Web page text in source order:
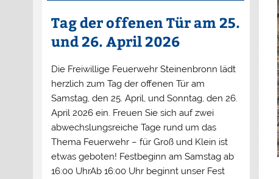
Tag der offenen Tür am 25.
und 26. April 2026
Die Freiwillige Feuerwehr Steinenbronn lädt
herzlich zum Tag der offenen Tür am
Samstag, den 25. April, und Sonntag, den 26.
April 2026 ein. Freuen Sie sich auf zwei
abwechslungsreiche Tage rund um das
Thema Feuerwehr – für Groß und Klein ist
etwas geboten! Festbeginn am Samstag ab
16:00 UhrAb 16:00 Uhr beginnt unser Fest